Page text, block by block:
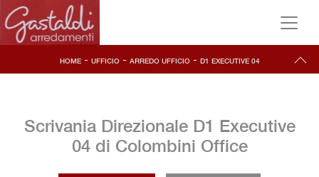
HOME- UFFICIO- ARREDO UFFICIO - D1 EXECUTIVE 04
Scrivania Direzionale D1 Executive
04 di Colombini Office